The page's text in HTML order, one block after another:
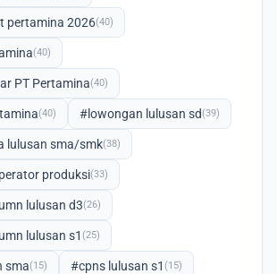
pertamina 2026(40)
(40)
PT Pertamina(40)
(40) #lowongan lulusan sd(39)
lulusan sma/smk(38)
produksi(33)
lulusan d3(26)
lulusan s1 (25)
sma(15) #cpns lulusan s1 (15)